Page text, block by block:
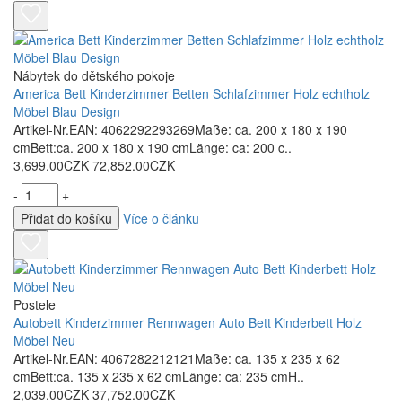
Nábytek do dětského pokoje
America Bett Kinderzimmer Betten Schlafzimmer Holz echtholz
Möbel Blau Design
Artikel-Nr.EAN: 4062292293269Maße: ca. 200 x 180 x 190
cmBett:ca. 200 x 180 x 190 cmLänge: ca: 200 c..
3,699.00CZK 72,852.00CZK
-
+
Přidat do košíku
Více o článku
Postele
Autobett Kinderzimmer Rennwagen Auto Bett Kinderbett Holz
Möbel Neu
Artikel-Nr.EAN: 4067282212121Maße: ca. 135 x 235 x 62
cmBett:ca. 135 x 235 x 62 cmLänge: ca: 235 cmH..
2,039.00CZK 37,752.00CZK